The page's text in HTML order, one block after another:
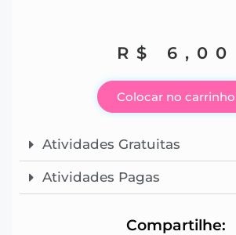
R$ 6,00
Colocar no carrinho
Atividades Gratuitas
Atividades Pagas
Compartilhe: